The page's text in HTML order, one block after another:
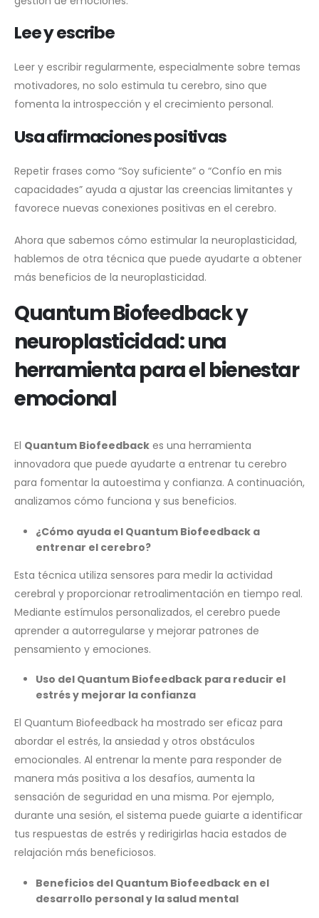
Lee y escribe
Leer y escribir regularmente, especialmente sobre temas
motivadores, no solo estimula tu cerebro, sino que
fomenta la introspección y el crecimiento personal.
Usa afirmaciones positivas
Repetir frases como “Soy suficiente” o “Confío en mis
capacidades” ayuda a ajustar las creencias limitantes y
favorece nuevas conexiones positivas en el cerebro.
Ahora que sabemos cómo estimular la neuroplasticidad,
hablemos de otra técnica que puede ayudarte a obtener
más beneficios de la neuroplasticidad.
Quantum Biofeedback y
neuroplasticidad: una
herramienta para el bienestar
emocional
El Quantum Biofeedback es una herramienta
innovadora que puede ayudarte a entrenar tu cerebro
para fomentar la autoestima y confianza. A continuación,
analizamos cómo funciona y sus beneficios.
¿Cómo ayuda el Quantum Biofeedback a
entrenar el cerebro?
Esta técnica utiliza sensores para medir la actividad
cerebral y proporcionar retroalimentación en tiempo real.
Mediante estímulos personalizados, el cerebro puede
aprender a autorregularse y mejorar patrones de
pensamiento y emociones.
Uso del Quantum Biofeedback para reducir el
estrés y mejorar la confianza
El Quantum Biofeedback ha mostrado ser eficaz para
abordar el estrés, la ansiedad y otros obstáculos
emocionales. Al entrenar la mente para responder de
manera más positiva a los desafíos, aumenta la
sensación de seguridad en una misma. Por ejemplo,
durante una sesión, el sistema puede guiarte a identificar
tus respuestas de estrés y redirigirlas hacia estados de
relajación más beneficiosos.
Beneficios del Quantum Biofeedback en el
desarrollo personal y la salud mental